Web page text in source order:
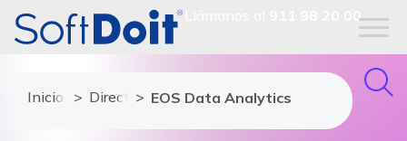
911 98 20 00
Inicio Directorio de proveedores
EOS Data Analytics